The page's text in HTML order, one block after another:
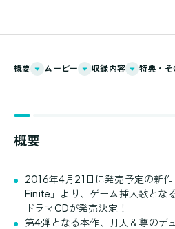
概要 ムービー 収録内容 特典・そ
概要
2016年4月21日に発売予定の新
Finite」より、ゲーム挿入歌とな
ドラマCDが発売決定！
第4弾となる本作、月人＆尊のデ